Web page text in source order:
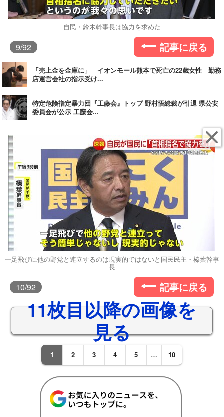
自民・鈴木幹事長は協力を求めた
9/92 記事に戻る
「売上金を金庫に」 イオンモール熊本で死亡の22歳女性 勤務
店運営会社の指示受け...
特定危険指定暴力団『工藤会』トップ 野村悟総裁が引退 県公安
委員会が公示 工藤会...
一足飛びに他の野党と連立するのは現実的ではないと国民民主・榛葉幹事
長
10/92 記事に戻る
11枚目以降の画像を
見る
1 2 3 4 5 … 10